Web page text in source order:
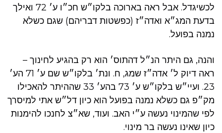
לכשיגדל. אבל ראה בארוכה בלקו״ש חכ״ו ע׳ 72 ואילך
בדעת המג״א ואדה״ז (כפשטות דבריהם) שגם כשלא
נמנה בפועל.
והנה, גם היתר הנ״ל דהתוס׳ הוא רק בהגיע לחינוך –
ראה דיוק ל׳ אדה״ז שמג, ח. ונת׳ בלקו״ש שם ע׳ 71 הע׳
23. ועיי״ש בלקו״ש ע׳ 73 בהע׳ 33 שההיתר להאכילו
מק״פ גם כשלא נמנה בפועל הוא כיון דל״ש אתי למיסרך
לפי שהמינוי נעשה ע״י האב. ועוד, שא״צ לחנכו להימנות
כיון שאינו נעשה בר מינוי.